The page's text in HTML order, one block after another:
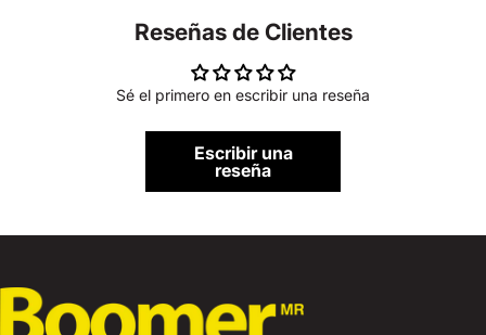
Reseñas de Clientes
Sé el primero en escribir una reseña
Escribir una
reseña